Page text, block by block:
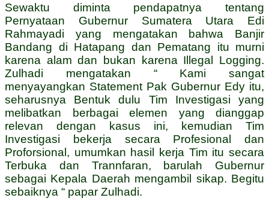
Sewaktu diminta pendapatnya tentang
Pernyataan Gubernur Sumatera Utara Edi
Rahmayadi yang mengatakan bahwa Banjir
Bandang di Hatapang dan Pematang itu murni
karena alam dan bukan karena Illegal Logging.
Zulhadi mengatakan “ Kami sangat
menyayangkan Statement Pak Gubernur Edy itu,
seharusnya Bentuk dulu Tim Investigasi yang
melibatkan berbagai elemen yang dianggap
relevan dengan kasus ini, kemudian Tim
Investigasi bekerja secara Profesional dan
Proforsional, umumkan hasil kerja Tim itu secara
Terbuka dan Trannfaran, barulah Gubernur
sebagai Kepala Daerah mengambil sikap. Begitu
sebaiknya “ papar Zulhadi.